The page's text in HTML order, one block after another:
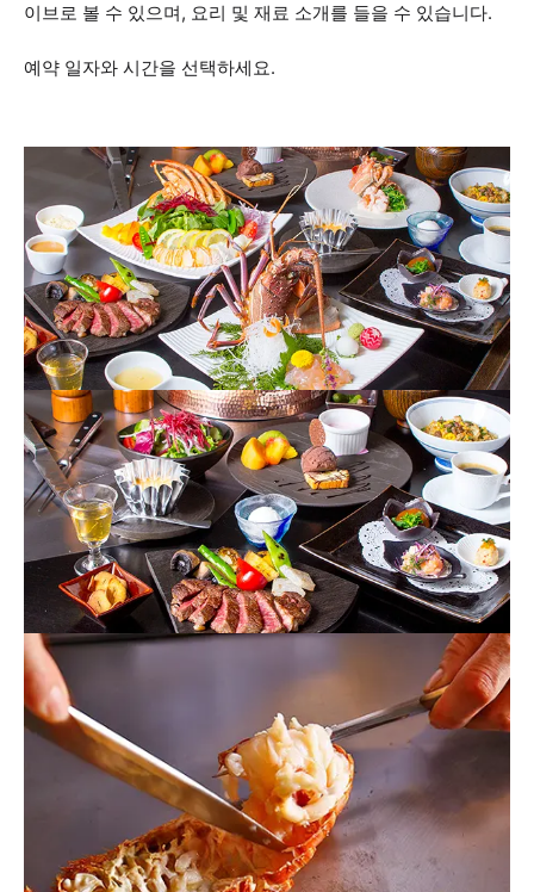
이브로 볼 수 있으며, 요리 및 재료 소개를 들을 수 있습니다.
예약 일자와 시간을 선택하세요.